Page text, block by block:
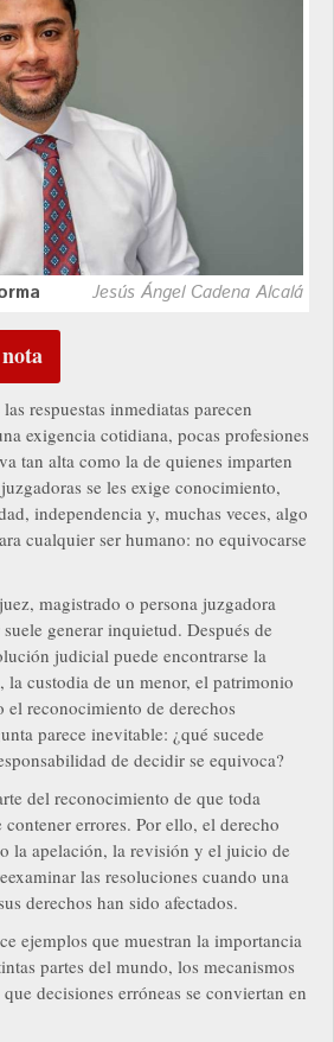
Jesús Ángel Cadena Alcalá
respuestas inmediatas parecen
exigencia cotidiana, pocas profesiones
tan alta como la de quienes imparten
se les exige conocimiento,
independencia y, muchas veces, algo
cualquier ser humano: no equivocarse
magistrado o persona juzgadora
generar inquietud. Después de
judicial puede encontrarse la
la custodia de un menor, el patrimonio
reconocimiento de derechos
parece inevitable: ¿qué sucede
de decidir se equivoca?
del reconocimiento de que toda
errores. Por ello, el derecho
la apelación, la revisión y el juicio de
las resoluciones cuando una
derechos han sido afectados.
ejemplos que muestran la importancia
partes del mundo, los mecanismos
decisiones erróneas se conviertan en